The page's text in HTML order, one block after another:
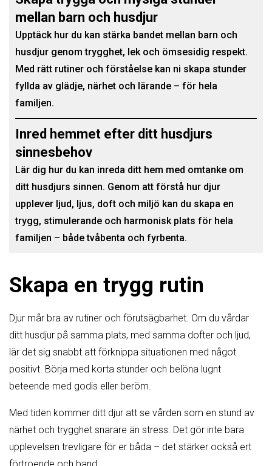
mellan barn och husdjur
Upptäck hur du kan stärka bandet mellan barn och
husdjur genom trygghet, lek och ömsesidig respekt.
Med rätt rutiner och förståelse kan ni skapa stunder
fyllda av glädje, närhet och lärande – för hela
familjen.
Inred hemmet efter ditt husdjurs
sinnesbehov
Lär dig hur du kan inreda ditt hem med omtanke om
ditt husdjurs sinnen. Genom att förstå hur djur
upplever ljud, ljus, doft och miljö kan du skapa en
trygg, stimulerande och harmonisk plats för hela
familjen – både tvåbenta och fyrbenta.
Skapa en trygg rutin
Djur mår bra av rutiner och förutsägbarhet. Om du vårdar
ditt husdjur på samma plats, med samma dofter och ljud,
lär det sig snabbt att förknippa situationen med något
positivt. Börja med korta stunder och belöna lugnt
beteende med godis eller beröm.
Med tiden kommer ditt djur att se vården som en stund av
närhet och trygghet snarare än stress. Det gör inte bara
upplevelsen trevligare för er båda – det stärker också ert